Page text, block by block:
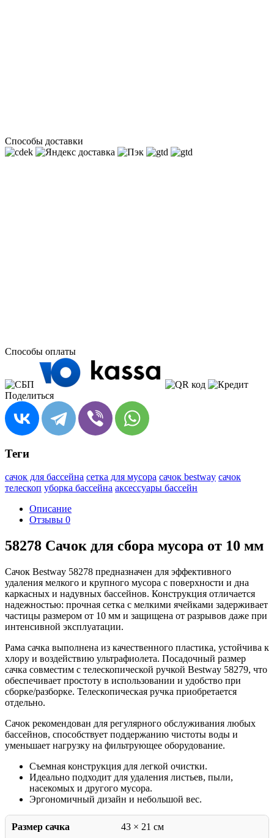
Способы доставки
Способы оплаты
Поделиться
Теги
сачок для бассейна сетка для мусора сачок bestway сачок
телескоп уборка бассейна аксессуары бассейн
Описание
Отзывы 0
58278 Сачок для сбора мусора от 10 мм
Сачок Bestway 58278 предназначен для эффективного
удаления мелкого и крупного мусора с поверхности и дна
каркасных и надувных бассейнов. Конструкция отличается
надежностью: прочная сетка с мелкими ячейками задерживает
частицы размером от 10 мм и защищена от разрывов даже при
интенсивной эксплуатации.
Рама сачка выполнена из качественного пластика, устойчива к
хлору и воздействию ультрафиолета. Посадочный размер
сачка совместим с телескопической ручкой Bestway 58279, что
обеспечивает простоту в использовании и удобство при
сборке/разборке. Телескопическая ручка приобретается
отдельно.
Сачок рекомендован для регулярного обслуживания любых
бассейнов, способствует поддержанию чистоты воды и
уменьшает нагрузку на фильтрующее оборудование.
Съемная конструкция для легкой очистки.
Идеально подходит для удаления листьев, пыли,
насекомых и другого мусора.
Эргономичный дизайн и небольшой вес.
Размер сачка 43 × 21 см